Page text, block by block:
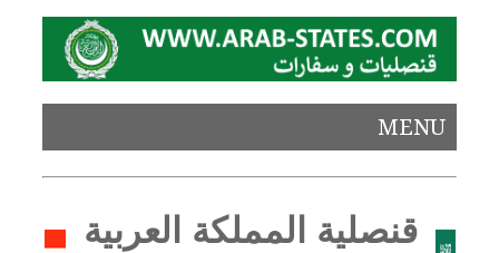
MENU
قنصلية المملكة العربية